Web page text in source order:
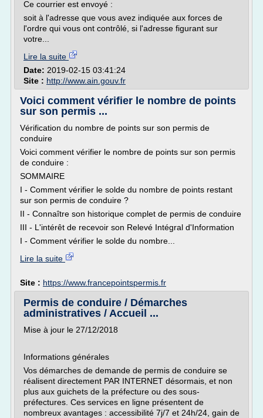
Ce courrier est envoyé :
soit à l'adresse que vous avez indiquée aux forces de
l'ordre qui vous ont contrôlé, si l'adresse figurant sur
votre...
Lire la suite
Date: 2019-02-15 03:41:24
Site : http://www.ain.gouv.fr
Voici comment vérifier le nombre de points
sur son permis ...
Vérification du nombre de points sur son permis de
conduire
Voici comment vérifier le nombre de points sur son permis
de conduire :
SOMMAIRE
I - Comment vérifier le solde du nombre de points restant
sur son permis de conduire ?
II - Connaître son historique complet de permis de conduire
III - L'intérêt de recevoir son Relevé Intégral d'Information
I - Comment vérifier le solde du nombre...
Lire la suite
Site : https://www.francepointspermis.fr
Permis de conduire / Démarches
administratives / Accueil ...
Mise à jour le 27/12/2018
Informations générales
Vos démarches de demande de permis de conduire se
réalisent directement PAR INTERNET désormais, et non
plus aux guichets de la préfecture ou des sous-
préfectures. Ces services en ligne présentent de
nombreux avantages : accessibilité 7j/7 et 24h/24, gain de